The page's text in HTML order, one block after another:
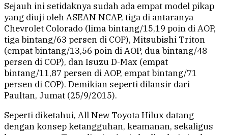
Sejauh ini setidaknya sudah ada empat model pikap
yang diuji oleh ASEAN NCAP, tiga di antaranya
Chevrolet Colorado (lima bintang/15,19 poin di AOP,
tiga bintang/63 persen di COP), Mitsubishi Triton
(empat bintang/13,56 poin di AOP, dua bintang/48
persen di COP), dan Isuzu D-Max (empat
bintang/11,87 persen di AOP, empat bintang/71
persen di COP). Demikian seperti dilansir dari
Paultan, Jumat (25/9/2015).
Seperti diketahui, All New Toyota Hilux datang
dengan konsep ketangguhan, keamanan, sekaligus